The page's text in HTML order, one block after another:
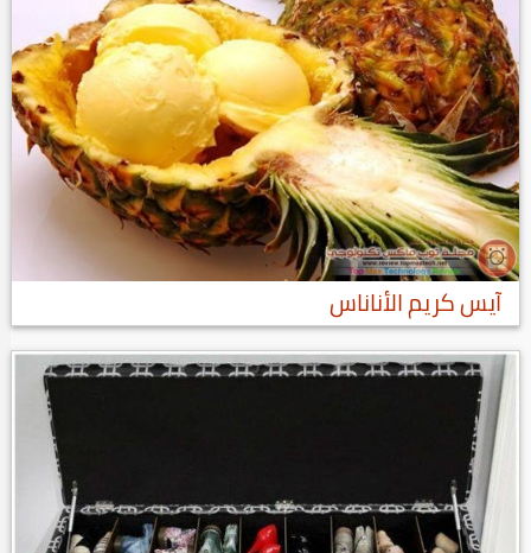
آيس كريم الأناناس